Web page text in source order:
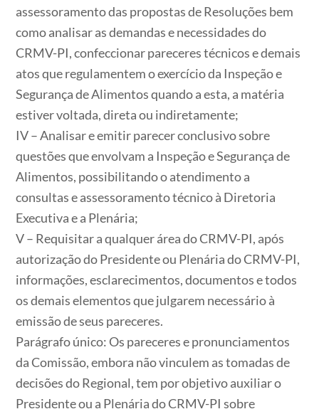
assessoramento das propostas de Resoluções bem
como analisar as demandas e necessidades do
CRMV-PI, confeccionar pareceres técnicos e demais
atos que regulamentem o exercício da Inspeção e
Segurança de Alimentos quando a esta, a matéria
estiver voltada, direta ou indiretamente;
IV – Analisar e emitir parecer conclusivo sobre
questões que envolvam a Inspeção e Segurança de
Alimentos, possibilitando o atendimento a
consultas e assessoramento técnico à Diretoria
Executiva e a Plenária;
V – Requisitar a qualquer área do CRMV-PI, após
autorização do Presidente ou Plenária do CRMV-PI,
informações, esclarecimentos, documentos e todos
os demais elementos que julgarem necessário à
emissão de seus pareceres.
Parágrafo único: Os pareceres e pronunciamentos
da Comissão, embora não vinculem as tomadas de
decisões do Regional, tem por objetivo auxiliar o
Presidente ou a Plenária do CRMV-PI sobre